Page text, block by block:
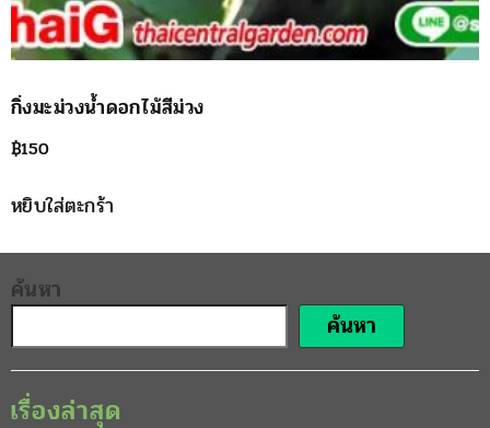
กิ่งมะม่วงน้ำดอกไม้สีม่วง
฿150
หยิบใส่ตะกร้า
ค้นหา
ค้นหา
เรื่องล่าสุด